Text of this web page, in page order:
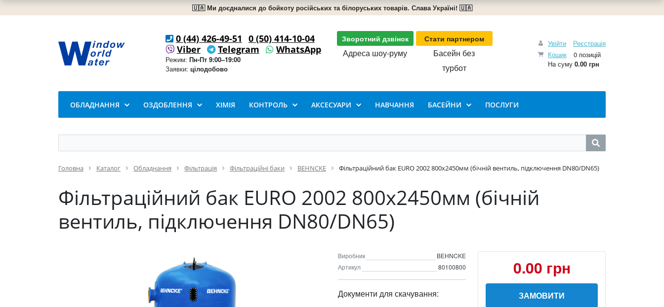
🇺🇦 Ми доєдналися до бойкоту російських та білоруських товарів. Слава Україні! 🇺🇦
Увійти
Реєстрація
Кошик
0 позицій
На суму 0.00 грн
0 (44) 426-49-51
0 (50) 414-10-04
Viber
Telegram WhatsApp
Режим: Пн-Пт 9:00–19:00
Заявки: цілодобово
Зворотний дзвінок Стати партнером
Адреса шоу-руму
Басейн без
турбот
ОБЛАДНАННЯ ОЗДОБЛЕННЯ ХІМІЯ КОНТРОЛЬ АКСЕСУАРИ НАВЧАННЯ БАСЕЙНИ ПОСЛУГИ
Головна Каталог Обладнання Фільтрація Фільтраційні баки BEHNCKE Фільтраційний бак EURO 2002 800x2450мм (бічній вентиль, підключення DN80/DN65)
Фільтраційний бак EURO 2002 800x2450мм (бічній
вентиль, підключення DN80/DN65)
Виробник
BEHNCKE
Артикул
80100800
Документи для скачування:
0.00 грн
ЗАМОВИТИ